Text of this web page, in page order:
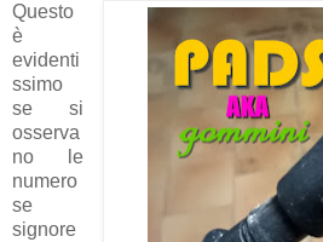
Questo
è
evidenti
ssimo
se si
osserva
no le
numero
se
signore